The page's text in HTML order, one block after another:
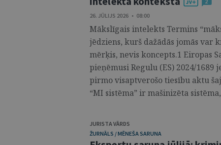
26. JŪLIJS 2026 • 08:00
Mākslīgais intelekts Termins
jēdziens, kurš dažādās jomās
mērķis, nevis koncepts.1 Eiropas
pieņēmusi Regulu (ES) 2024/
pirmo visaptverošo tiesību aktu
“MI sistēma” ir mašinizēta
JURISTA VĀRDS
ŽURNĀLS / MĒNEŠA SARUNA